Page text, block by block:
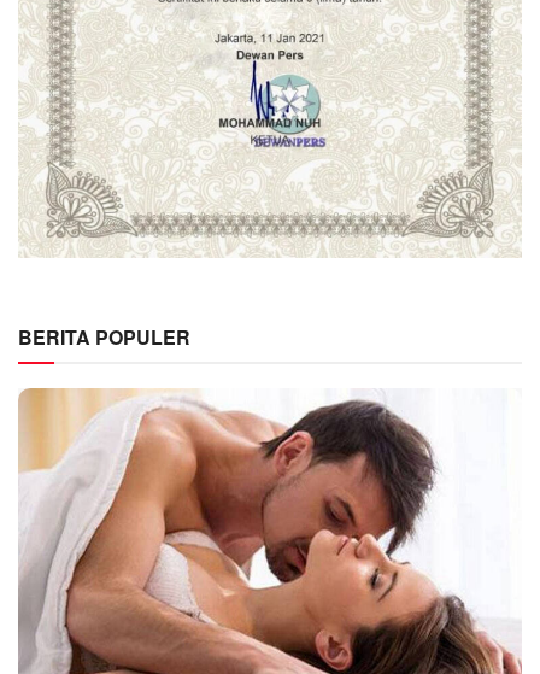
BERITA POPULER